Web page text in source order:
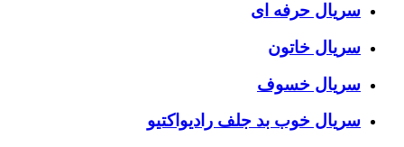
سریال حرفه ای
سریال خاتون
سریال خسوف
سریال خوب بد جلف رادیواکتیو